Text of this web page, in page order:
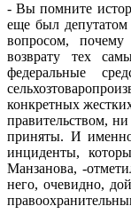
- Вы помните
еще был депутатом
вопросом,
возврату тех
федеральные
конкретных
правительством,
приняты. И
инциденты,
Манзанова, -
него, очевидно,